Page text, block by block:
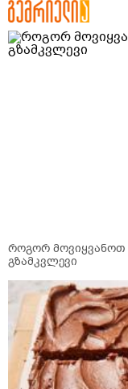
როგორ მოვიყვანოთ
გზამკვლევი